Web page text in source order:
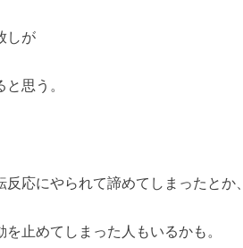
しが
思う。
応にやられて諦めてしまったとか、
止めてしまった人もいるかも。